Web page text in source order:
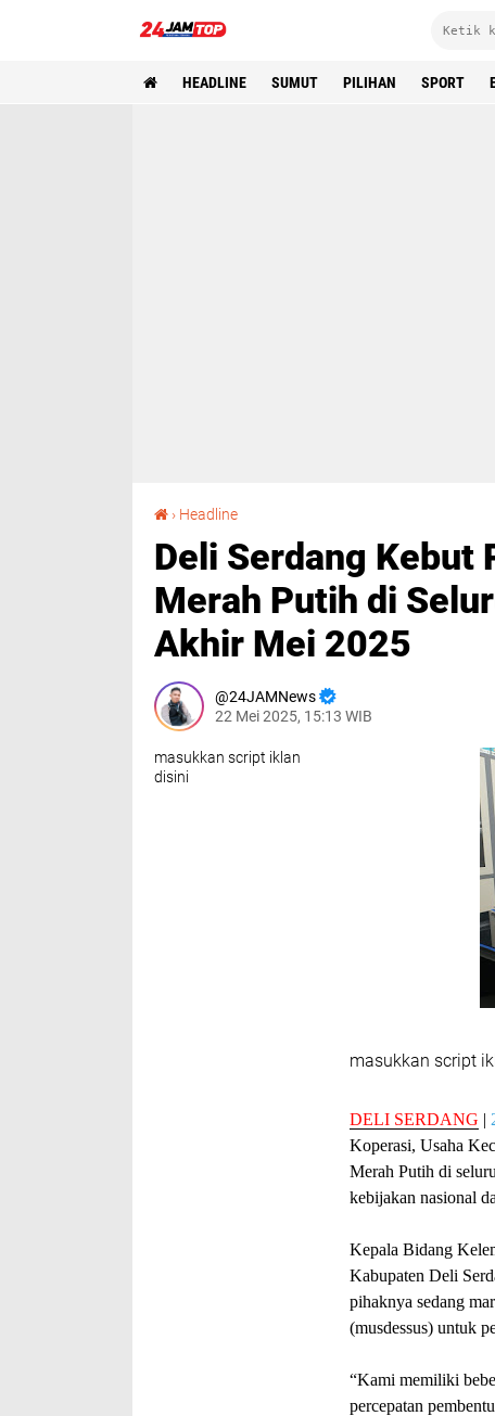
HEADLINE SUMUT PILIHAN SPORT
› Headline
Deli Serdang Kebut
Merah Putih di
Akhir Mei 2025
24JAMNews
22 Mei 2025, 15:13 WIB
masukkan script iklan
disini
masukkan script
‎DELI SERDANG |
Koperasi, Usaha
Merah Putih di
kebijakan nasional
‎Kepala Bidang
Kabupaten Deli
pihaknya sedang
(musdessus) untuk
‎“Kami memiliki
percepatan